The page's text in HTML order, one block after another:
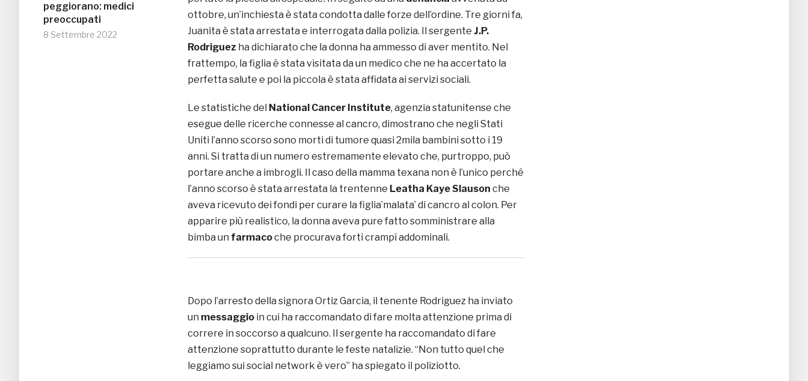
peggiorano: medici
preoccupati
8 Settembre 2022
ottobre, un’inchiesta è stata condotta dalle forze dell’ordine. Tre giorni fa,
Juanita è stata arrestata e interrogata dalla polizia. Il sergente J.P.
Rodriguez ha dichiarato che la donna ha ammesso di aver mentito. Nel
frattempo, la figlia è stata visitata da un medico che ne ha accertato la
perfetta salute e poi la piccola è stata affidata ai servizi sociali.
Le statistiche del National Cancer Institute, agenzia statunitense che
esegue delle ricerche connesse al cancro, dimostrano che negli Stati
Uniti l’anno scorso sono morti di tumore quasi 2mila bambini sotto i 19
anni. Si tratta di un numero estremamente elevato che, purtroppo, può
portare anche a imbrogli. Il caso della mamma texana non è l’unico perché
l’anno scorso è stata arrestata la trentenne Leatha Kaye Slauson che
aveva ricevuto dei fondi per curare la figlia’malata’ di cancro al colon. Per
apparire più realistico, la donna aveva pure fatto somministrare alla
bimba un farmacoche procurava forti crampi addominali.
Dopo l’arresto della signora Ortiz Garcia, il tenente Rodriguez ha inviato
un messaggio in cui ha raccomandato di fare molta attenzione prima di
correre in soccorso a qualcuno. Il sergente ha raccomandato di fare
attenzione soprattutto durante le feste natalizie. “Non tutto quel che
leggiamo sui social network è vero” ha spiegato il poliziotto.